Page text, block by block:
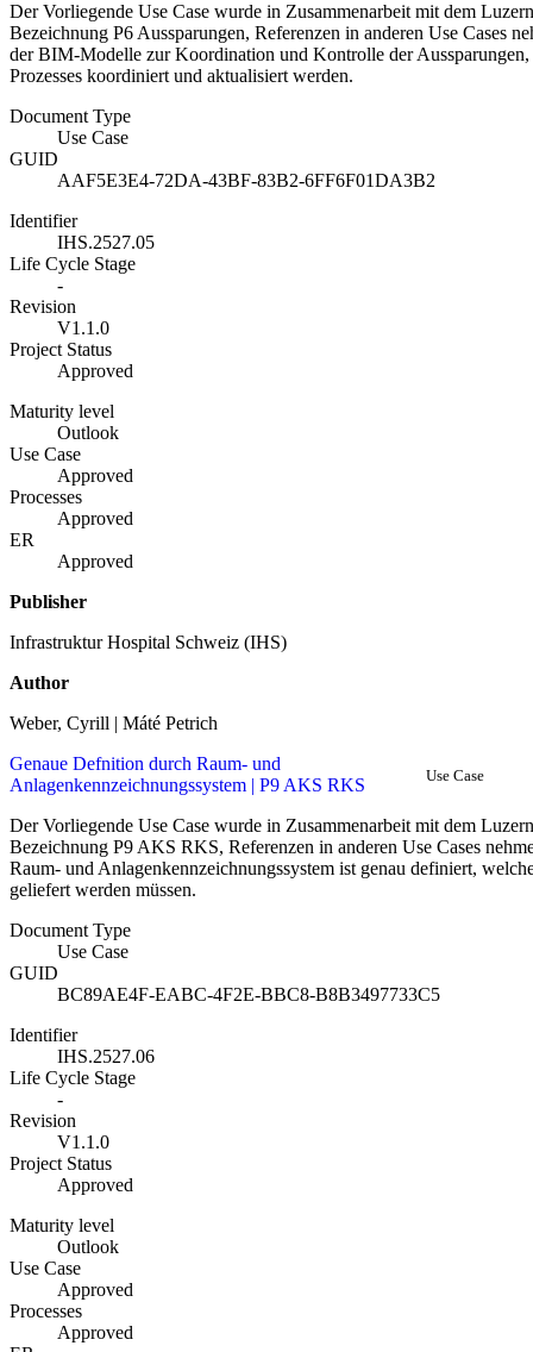
Der Vorliegende Use Case wurde in Zusammenarbeit mit dem
Bezeichnung P6 Aussparungen, Referenzen in anderen Use Cases
der BIM-Modelle zur Koordination und Kontrolle der
Prozesses koordiniert und aktualisiert werden.
Document Type
Use Case
GUID
AAF5E3E4-72DA-43BF-83B2-6FF6F01DA3B2
Identifier
IHS.2527.05
Life Cycle Stage
-
Revision
V1.1.0
Project Status
Approved
Maturity level
Outlook
Use Case
Approved
Processes
Approved
ER
Approved
Publisher
Infrastruktur Hospital Schweiz (IHS)
Author
Weber, Cyrill | Máté Petrich
Genaue Defnition durch Raum- und
Anlagenkennzeichnungssystem | P9 AKS RKS
Use Case
Der Vorliegende Use Case wurde in Zusammenarbeit mit dem
Bezeichnung P9 AKS RKS, Referenzen in anderen Use Cases
Raum- und Anlagenkennzeichnungssystem ist genau definiert,
geliefert werden müssen.
Document Type
Use Case
GUID
BC89AE4F-EABC-4F2E-BBC8-B8B3497733C5
Identifier
IHS.2527.06
Life Cycle Stage
-
Revision
V1.1.0
Project Status
Approved
Maturity level
Outlook
Use Case
Approved
Processes
Approved